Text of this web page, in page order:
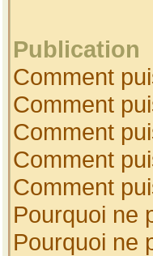
Publication
Comment
Comment
Comment
Comment
Comment
Pourquoi ne
Pourquoi ne